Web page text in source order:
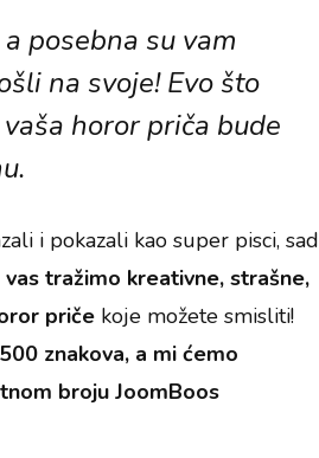
posebna su vam
na svoje! Evo što
horor priča bude
i pokazali kao super pisci, sad
vas tražimo kreativne, strašne,
priče koje možete smisliti!
znakova, a mi ćemo
broju JoomBoos